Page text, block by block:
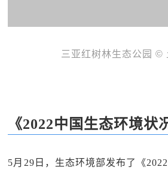
三亚红树林生态公园 ©
《2022中国生态环境状
5月29日，生态环境部发布了《